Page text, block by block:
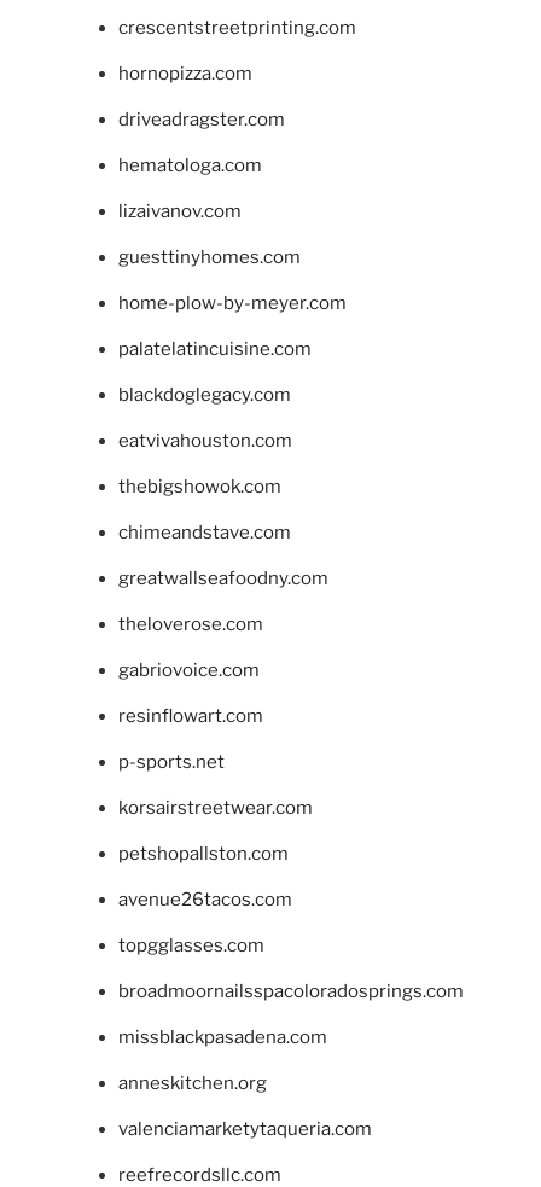
crescentstreetprinting.com
hornopizza.com
driveadragster.com
hematologa.com
lizaivanov.com
guesttinyhomes.com
home-plow-by-meyer.com
palatelatincuisine.com
blackdoglegacy.com
eatvivahouston.com
thebigshowok.com
chimeandstave.com
greatwallseafoodny.com
theloverose.com
gabriovoice.com
resinflowart.com
p-sports.net
korsairstreetwear.com
petshopallston.com
avenue26tacos.com
topgglasses.com
broadmoornailsspacoloradosprings.com
missblackpasadena.com
anneskitchen.org
valenciamarketytaqueria.com
reefrecordsllc.com